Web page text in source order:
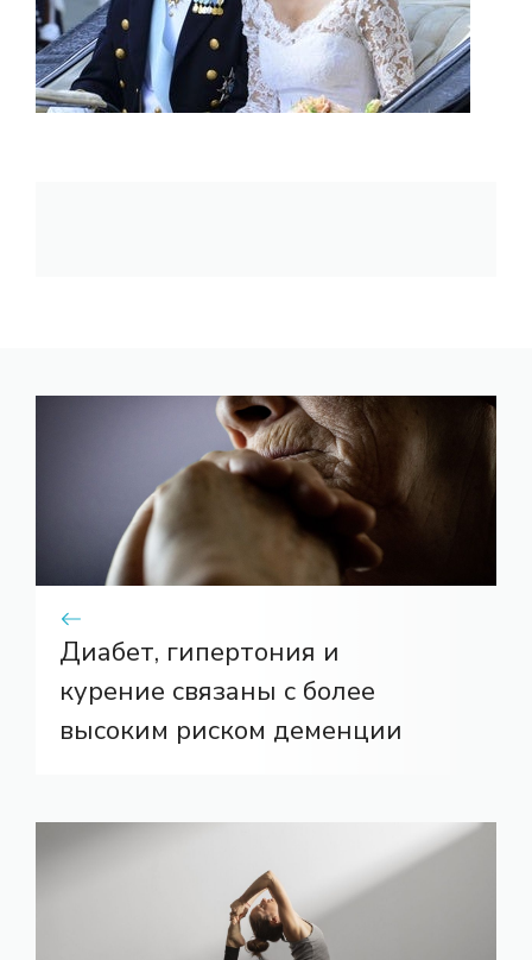
Диабет, гипертония и
курение связаны с более
высоким риском деменции